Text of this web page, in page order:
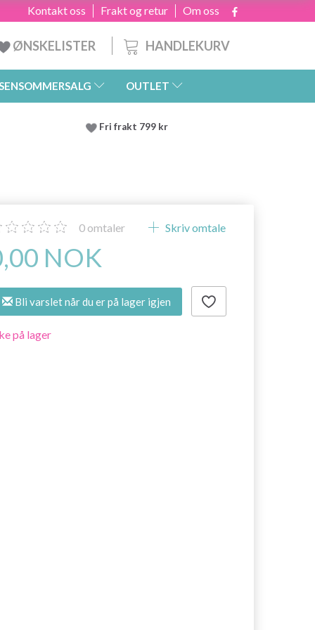
Om oss
Frakt og retur
Kontakt oss
HANDLEKURV
ØNSKELISTER
OUTLET
Fri frakt 799 kr
0 omtaler Skriv omtale
NOK
Bli varslet når du er på lager igjen
på lager